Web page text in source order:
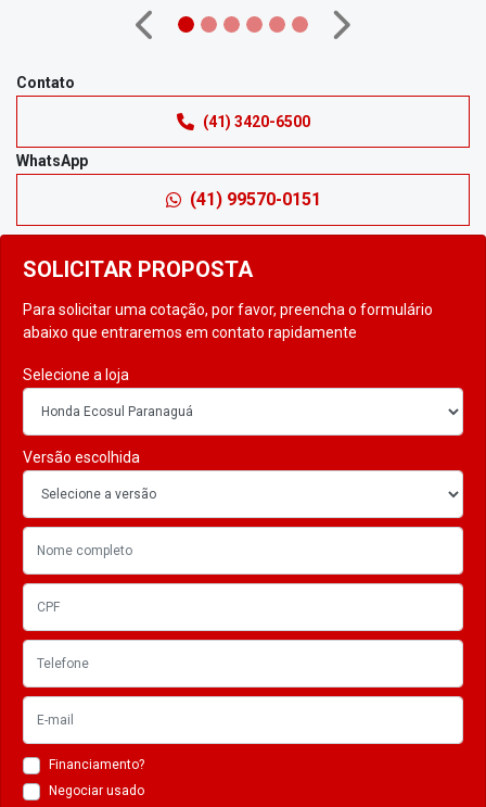
SOLICITAR PROPOSTA
Para solicitar uma cotação, por favor, preencha o formulário
abaixo que entraremos em contato rapidamente
Selecione a loja
Versão escolhida
Financiamento?
Negociar usado
Anterior Próximo
Contato
(41) 3420-6500
WhatsApp
(41) 99570-0151